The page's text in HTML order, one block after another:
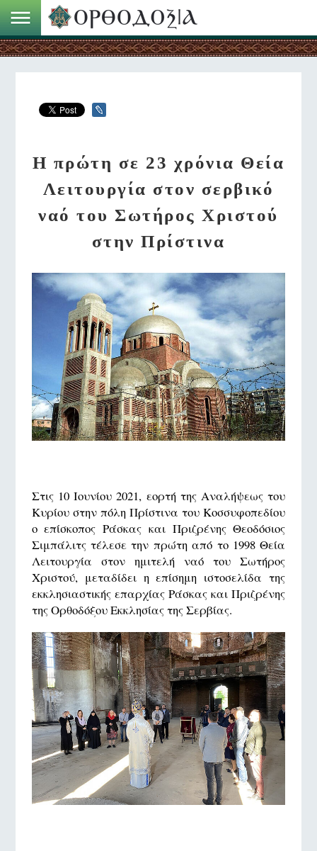
Η πρώτη σε 23 χρόνια Θεία
Λειτουργία στον σερβικό
ναό του Σωτήρος Χριστού
στην Πρίστινα
Στις 10 Ιουνίου 2021, εορτή της Αναλήψεως του
Κυρίου στην πόλη Πρίστινα του Κοσσυφοπεδίου
ο επίσκοπος Ράσκας και Πριζρένης Θεοδόσιος
Σιμπάλιτς τέλεσε την πρώτη από το 1998 Θεία
Λειτουργία στον ημιτελή ναό του Σωτήρος
Χριστού, μεταδίδει η επίσημη ιστοσελίδα της
εκκλησιαστικής επαρχίας Ράσκας και Πριζρένης
της Ορθοδόξου Εκκλησίας της Σερβίας.